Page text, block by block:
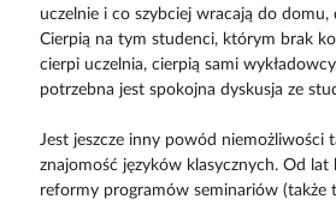
uczelnie i co szybciej wracają do domu,
Cierpią na tym studenci, którym brak
cierpi uczelnia, cierpią sami
potrzebna jest spokojna dyskusja ze
Jest jeszcze inny powód niemożliwości
znajomość języków klasycznych. Od lat
reformy programów seminariów (także